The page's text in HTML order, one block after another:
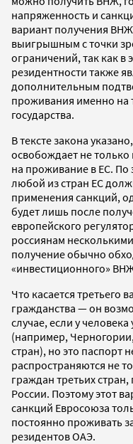
напряженность и
вариант получения
выигрышным с точки
ограничений, так как в
резидентности также
дополнительным
проживания именно на
государства.
В тексте закона
освобождает не
на проживание в ЕС. По
любой из стран ЕС
применения санкций,
будет лишь после
европейского
россиянам
получение обычно
«инвестиционного»
Что касается третьего
гражданства — он
случае, если у
(например,
стран), но это паспорт
распространяются не
граждан третьих
России. Поэтому этот
санкций Евросоюза
постоянно проживать
резидентов ОАЭ.